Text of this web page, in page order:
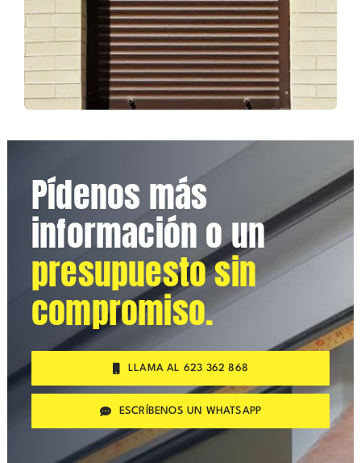
Pídenos más
información o un
presupuesto sin
compromiso.
LLAMA AL 623 362 868
ESCRÍBENOS UN WHATSAPP